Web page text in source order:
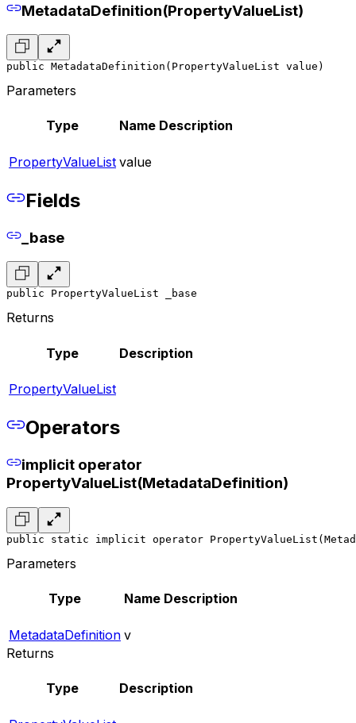
MetadataDefinition(PropertyValueList)
public MetadataDefinition(PropertyValueList value)
Parameters
Type Name Description
PropertyValueList value
Fields
_base
public PropertyValueList _base
Returns
Type Description
PropertyValueList
Operators
implicit operator
PropertyValueList(MetadataDefinition)
public static implicit operator
Parameters
Type Name Description
MetadataDefinition v
Returns
Type Description